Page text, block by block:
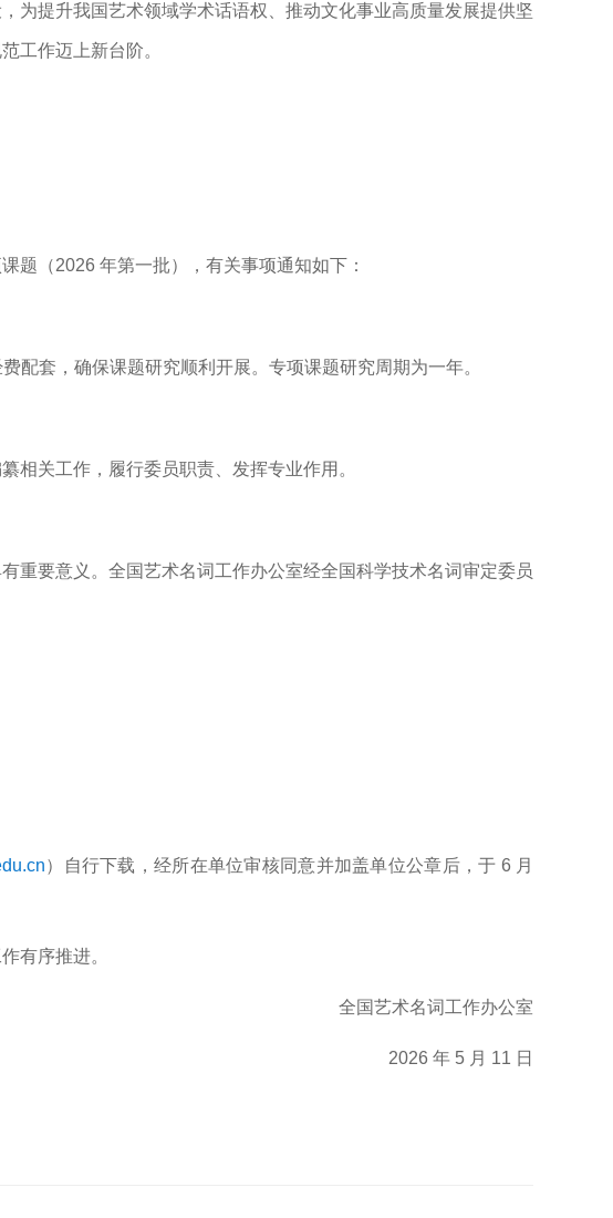
为提升我国艺术领域学术话语权、推动文化事业高质量发展提供坚
工作迈上新台阶。
题（2026 年第一批），有关事项通知如下：
配套，确保课题研究顺利开展。专项课题研究周期为一年。
相关工作，履行委员职责、发挥专业作用。
重要意义。全国艺术名词工作办公室经全国科学技术名词审定委员
）自行下载，经所在单位审核同意并加盖单位公章后，于 6 月
有序推进。
全国艺术名词工作办公室
2026 年 5 月 11 日